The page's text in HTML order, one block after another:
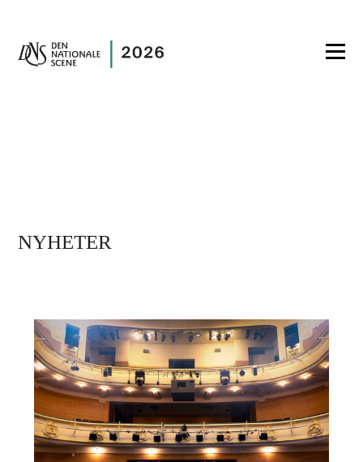
NYHETER